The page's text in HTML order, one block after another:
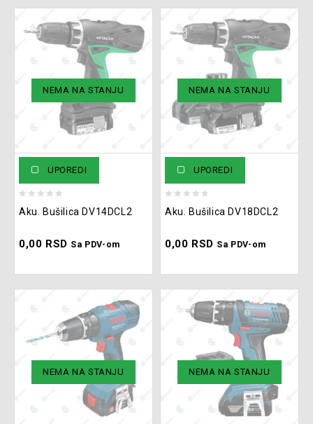
NEMA NA STANJU
UPOREDI
out
5
Aku. Bušilica DV14DCL2
0,00 RSD Sa PDV-om
NEMA NA STANJU
UPOREDI
out
5
Aku. Bušilica DV18DCL2
0,00 RSD Sa PDV-om
NEMA NA STANJU NEMA NA STANJU